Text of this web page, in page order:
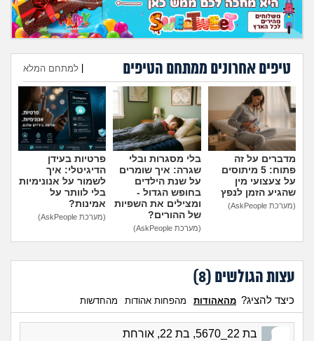
חיות מחמד
יוקר המחיה
גאווה
טיפים אחרונים ממתחם הטיפים למתחם המלא
הוספת טיפ
מדברים על זה
פתוח: 5 מיתוסים
על צעצועי מין
שהגיע הזמן לנפץ
(מערכת AskPeople)
בלי מסגרות ובלי
שגרה: איך שומרים
על שנת הילדים
בחופש הגדול -
ומצילים את השפיות
של ההורים?
(מערכת AskPeople)
פרטיות בעידן
הדיגיטלי: איך
לשמור על אנונימיות
בלי לוותר על
אמינות?
(מערכת AskPeople)
עצות הגולשים (8
)
כיצד להציג? מהאהודות מהפחות אהודות מהחדשות
בת 22_5670, בת 22, אורחת